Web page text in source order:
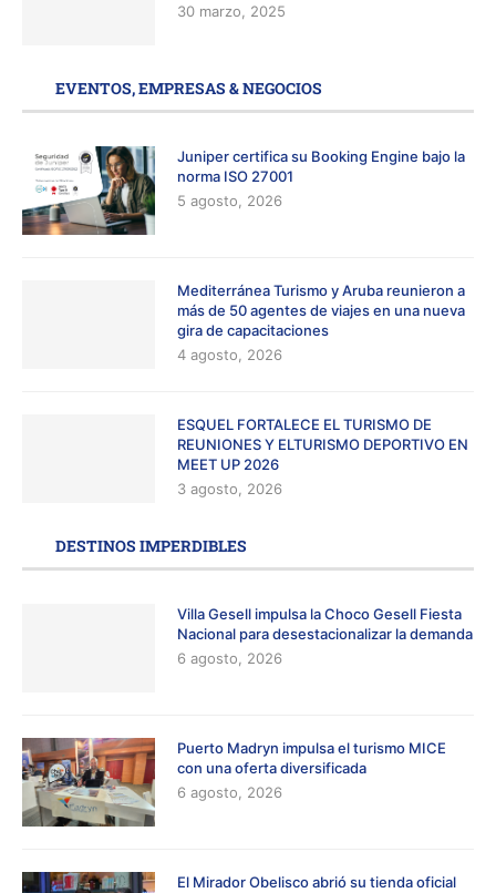
30 marzo, 2025
EVENTOS, EMPRESAS & NEGOCIOS
Juniper certifica su Booking Engine bajo la
norma ISO 27001
5 agosto, 2026
Mediterránea Turismo y Aruba reunieron a
más de 50 agentes de viajes en una nueva
gira de capacitaciones
4 agosto, 2026
ESQUEL FORTALECE EL TURISMO DE
REUNIONES Y ELTURISMO DEPORTIVO EN
MEET UP 2026
3 agosto, 2026
DESTINOS IMPERDIBLES
Villa Gesell impulsa la Choco Gesell Fiesta
Nacional para desestacionalizar la demanda
6 agosto, 2026
Puerto Madryn impulsa el turismo MICE
con una oferta diversificada
6 agosto, 2026
El Mirador Obelisco abrió su tienda oficial